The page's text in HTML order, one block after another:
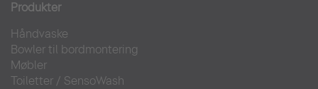
Produkter
Håndvaske
Bowler til bordmontering
Møbler
Toiletter / SensoWash